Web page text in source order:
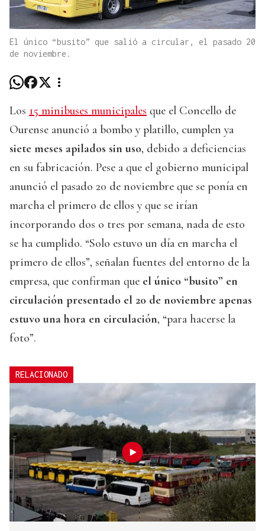
El único “busito” que salió a circular, el pasado 20
de noviembre.
Los 15 minibuses municipales que el Concello de
Ourense anunció a bombo y platillo, cumplen ya
siete meses apilados sin uso, debido a deficiencias
en su fabricación. Pese a que el gobierno municipal
anunció el pasado 20 de noviembre que se ponía en
marcha el primero de ellos y que se irían
incorporando dos o tres por semana, nada de esto
se ha cumplido. “Solo estuvo un día en marcha el
primero de ellos”, señalan fuentes del entorno de la
empresa, que confirman que el único “busito” en
circulación presentado el 20 de noviembre apenas
estuvo una hora en circulación, “para hacerse la
foto”.
RELACIONADO